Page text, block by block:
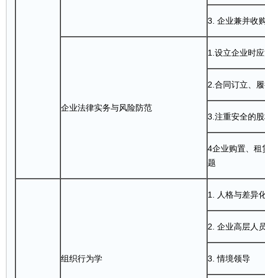
3. 企业兼并收
企业法律实务与风险防范
1.设立企业时
2.合同订立、
3.注重安全的
4企业购置、租
题
组织行为学
1. 人格与差异
2. 企业高层人
3. 情境领导